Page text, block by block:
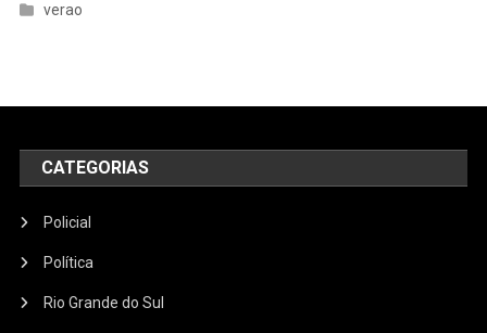
verao
CATEGORIAS
Policial
Política
Rio Grande do Sul